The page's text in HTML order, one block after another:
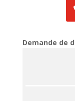
Demande de